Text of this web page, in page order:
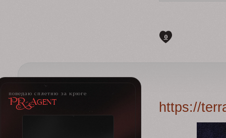
0
поведаю сплетню за крюге
PR-Agent https://